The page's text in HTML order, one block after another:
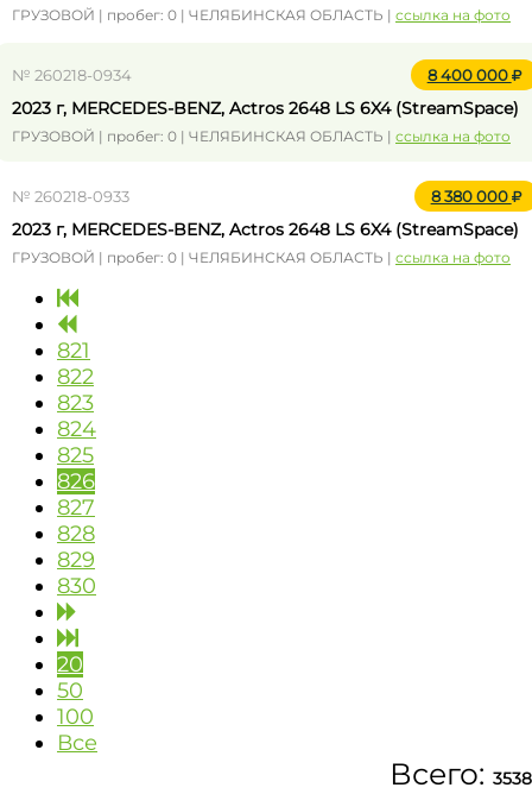
ГРУЗОВОЙ | пробег: 0 | ЧЕЛЯБИНСКАЯ ОБЛАСТЬ | ссылка на фото
№ 260218-0934 8 400 000
2023 г, MERCEDES-BENZ, Actros 2648 LS 6X4 (StreamSpace)
ГРУЗОВОЙ | пробег: 0 | ЧЕЛЯБИНСКАЯ ОБЛАСТЬ | ссылка на фото
№ 260218-0933 8 380 000
2023 г, MERCEDES-BENZ, Actros 2648 LS 6X4 (StreamSpace)
ГРУЗОВОЙ | пробег: 0 | ЧЕЛЯБИНСКАЯ ОБЛАСТЬ | ссылка на фото
821
822
823
824
825
826
827
828
829
830
20
50
100
Все
Всего: